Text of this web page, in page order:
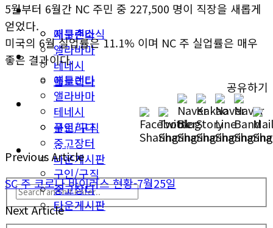
동남부
애틀랜타
앨라바마
테네시
플로리다
생활안내
구인/구직
중고장터
타운게시판
미국뉴스
지구촌소식
동남부
애틀랜타
앨라바마
테네시
플로리다
생활안내
구인/구직
중고장터
타운게시판
5월부터 6월간 NC 주민 중 227,500 명이 직장을 새롭게
얻었다.
미국의 6월 실업률은 11.1% 이며 NC 주 실업률은 매우
좋은 결과이다.
공유하기
Previous Article
SC 주 코로나 바이러스 현황-7월25일
Next Article